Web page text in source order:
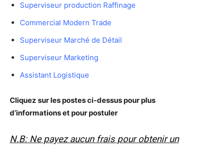
Superviseur production Raffinage
Commercial Modern Trade
Superviseur Marché de Détail
Superviseur Marketing
Assistant Logistique
Cliquez sur les postes ci-dessus pour plus
d’informations et pour postuler
N.B: Ne payez aucun frais pour obtenir un